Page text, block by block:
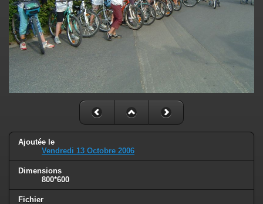
Ajoutée le
Vendredi 13 Octobre 2006
Dimensions
800*600
Fichier